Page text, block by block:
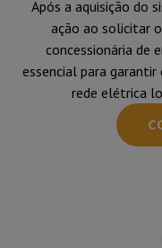
Após a aquisição do
ação ao solicitar
concessionária de
essencial para
rede elétrica